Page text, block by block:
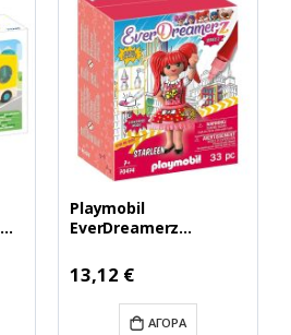
Playmobil
EverDreamerz
για 7 ετών (70474)
(PLY70474)
Ειδική
Τιμή
13,12 €
ΑΓΟΡΆ